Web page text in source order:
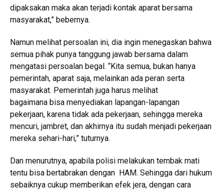
dipaksakan maka akan terjadi kontak aparat bersama
masyarakat,” bebernya.
Namun melihat persoalan ini, dia ingin menegaskan bahwa
semua pihak punya tanggung jawab bersama dalam
mengatasi persoalan begal. “Kita semua, bukan hanya
pemerintah, aparat saja, melainkan ada peran serta
masyarakat. Pemerintah juga harus melihat
bagaimana bisa menyediakan lapangan-lapangan
pekerjaan, karena tidak ada pekerjaan, sehingga mereka
mencuri, jambret, dan akhirnya itu sudah menjadi pekerjaan
mereka sehari-hari,” tuturnya.
Dan menurutnya, apabila polisi melakukan tembak mati
tentu bisa bertabrakan dengan HAM. Sehingga dari hukum
sebaiknya cukup memberikan efek jera, dengan cara